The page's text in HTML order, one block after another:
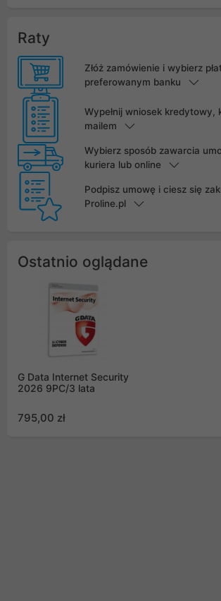
Raty
Złóż zamówienie i wybierz
preferowanym banku
Wypełnij wniosek kredytowy,
mailem
Wybierz sposób zawarcia
kuriera lub online
Podpisz umowę i ciesz się
Proline.pl
Ostatnio oglądane
G Data Internet Security
2026 9PC/3 lata
795,00 zł